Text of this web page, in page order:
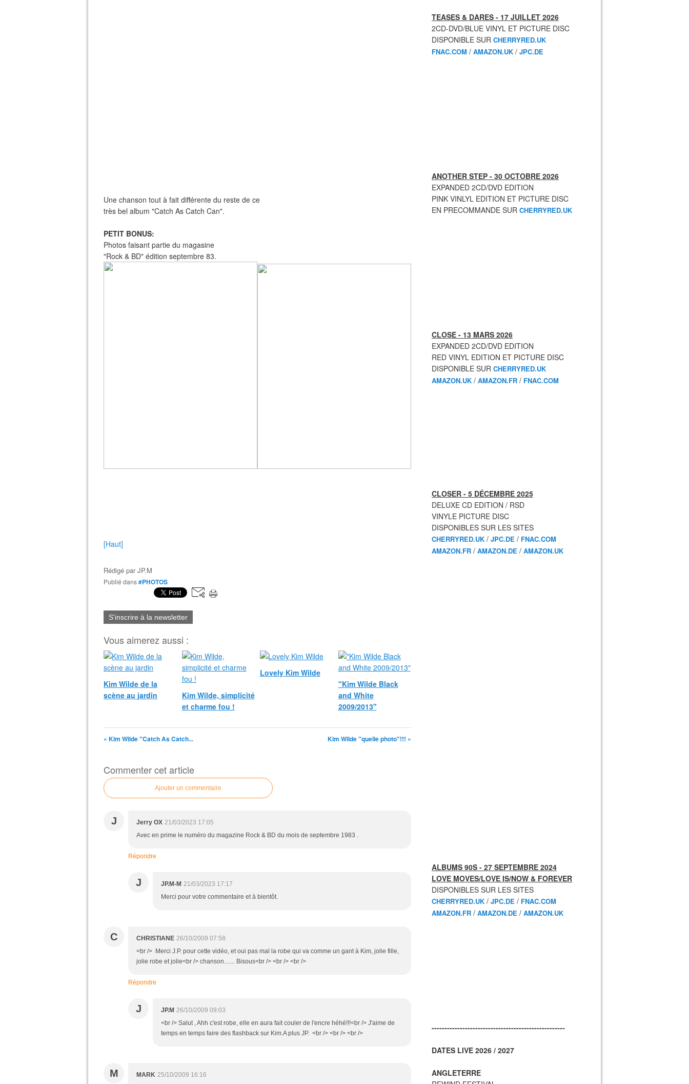
Une chanson tout à fait différente du reste de ce
très bel album "Catch As Catch Can".
PETIT BONUS:
Photos faisant partie du magasine
"Rock & BD" édition septembre 83.
[Haut]
Rédigé parJP.M
Publié dans#PHOTOS
S'inscrire à la newsletter
Vous aimerez aussi :
Kim Wilde de la
scène au jardin
Kim Wilde, simplicité
et charme fou !
Lovely Kim Wilde
"Kim Wilde Black
and White
2009/2013"
« Kim Wilde "Catch As Catch... Kim Wilde "quelle photo"!!! »
Commenter cet article
Ajouter un commentaire
J Jerry OX 21/03/2023 17:05
Avec en prime le numéro du magazine Rock & BD du mois de septembre 1983 .
Répondre
J JP.M-M 21/03/2023 17:17
Merci pour votre commentaire et à bientôt.
C CHRISTIANE 26/10/2009 07:58
<br /> Merci J.P. pour cette vidéo, et oui pas mal la robe qui va comme un gant à Kim, jolie fille,
jolie robe et jolie<br /> chanson....... Bisous<br /> <br /> <br />
Répondre
J JP.M 26/10/2009 09:03
<br /> Salut , Ahh c'est robe, elle en aura fait couler de l'encre héhé!!!<br /> J'aime de
temps en temps faire des flashback sur Kim.A plus JP. <br /> <br /> <br />
M MARK 25/10/2009 16:16
TEASES & DARES - 17 JUILLET 2026
2CD-DVD/BLUE VINYL ET PICTURE DISC
DISPONIBLE SUR CHERRYRED.UK
FNAC.COM / AMAZON.UK / JPC.DE
ANOTHER STEP - 30 OCTOBRE 2026
EXPANDED 2CD/DVD EDITION
PINK VINLYL EDITION ET PICTURE DISC
EN PRECOMMANDE SUR CHERRYRED.UK
CLOSE - 13 MARS 2026
EXPANDED 2CD/DVD EDITION
RED VINYL EDITION ET PICTURE DISC
DISPONIBLE SUR CHERRYRED.UK
AMAZON.UK / AMAZON.FR / FNAC.COM
CLOSER - 5 DÉCEMBRE 2025
DELUXE CD EDITION / RSD
VINYLE PICTURE DISC
DISPONIBLES SUR LES SITES
CHERRYRED.UK / JPC.DE / FNAC.COM
AMAZON.FR / AMAZON.DE / AMAZON.UK
ALBUMS 90S - 27 SEPTEMBRE 2024
LOVE MOVES/LOVE IS/NOW & FOREVER
DISPONIBLES SUR LES SITES
CHERRYRED.UK / JPC.DE / FNAC.COM
AMAZON.FR / AMAZON.DE / AMAZON.UK
----------------------------------------------------
DATES LIVE 2026 / 2027
ANGLETERRE